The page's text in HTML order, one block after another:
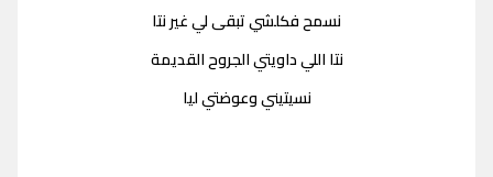
نسمح فكلشي تبقى لي غير نتا
نتا اللي داويتي الجروح القديمة
نسيتيني وعوضتي ليا